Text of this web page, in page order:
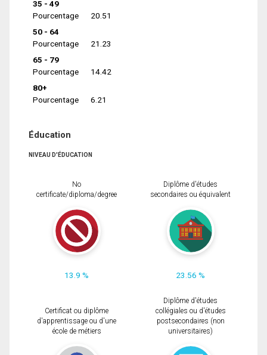
35 - 49
Pourcentage
20.51
50 - 64
Pourcentage
21.23
65 - 79
Pourcentage
14.42
80+
Pourcentage
6.21
Éducation
NIVEAU D'ÉDUCATION
No
certificate/diploma/degree
13.9 %
Diplôme d'études
secondaires ou équivalent
23.56 %
Certificat ou diplôme
d'apprentissage ou d'une
école de métiers
Diplôme d'études
collégiales ou d'études
postsecondaires (non
universitaires)